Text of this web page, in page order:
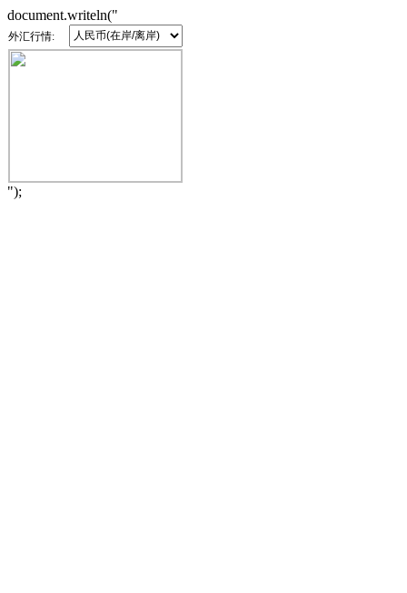
document.writeln("
外汇行情:
");